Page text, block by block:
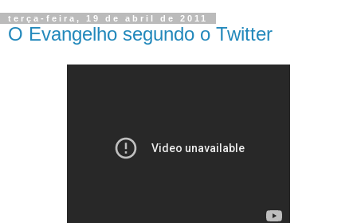
terça-feira, 19 de abril de 2011
O Evangelho segundo o Twitter